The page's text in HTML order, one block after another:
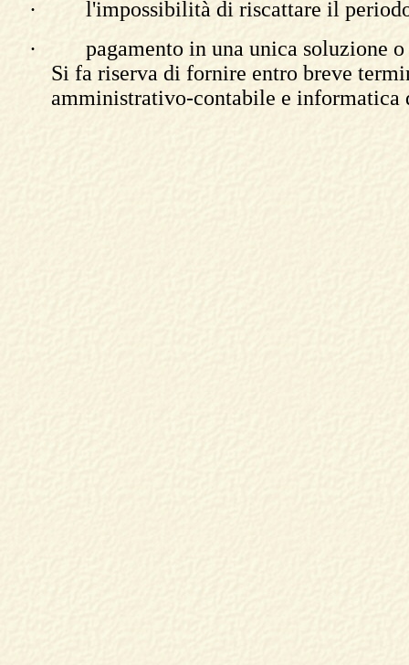
·
l'impossibilità di riscattare il
·
pagamento in una unica soluzione
Si fa riserva di fornire entro breve
amministrativo-contabile e